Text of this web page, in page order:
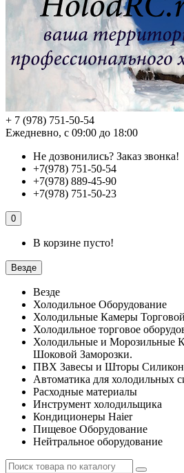
+ 7 (978) 751-50-54
Ежедневно, с 09:00 до 18:00
Не дозвонились? Заказ звонка!
+7(978) 751-50-54
+7(978) 889-45-90
+7(978) 751-50-23
0
В корзине пусто!
Везде
Везде
Холодильное Оборудование
Холодильные Камеры
Холодильное торговое
Холодильные и Морозильные
Шоковой Заморозки.
ПВХ Завесы и Шторы
Автоматика для холодильных
Расходные материалы
Инструмент холодильщика
Кондиционеры Haier
Пищевое Оборудование
Нейтральное оборудование